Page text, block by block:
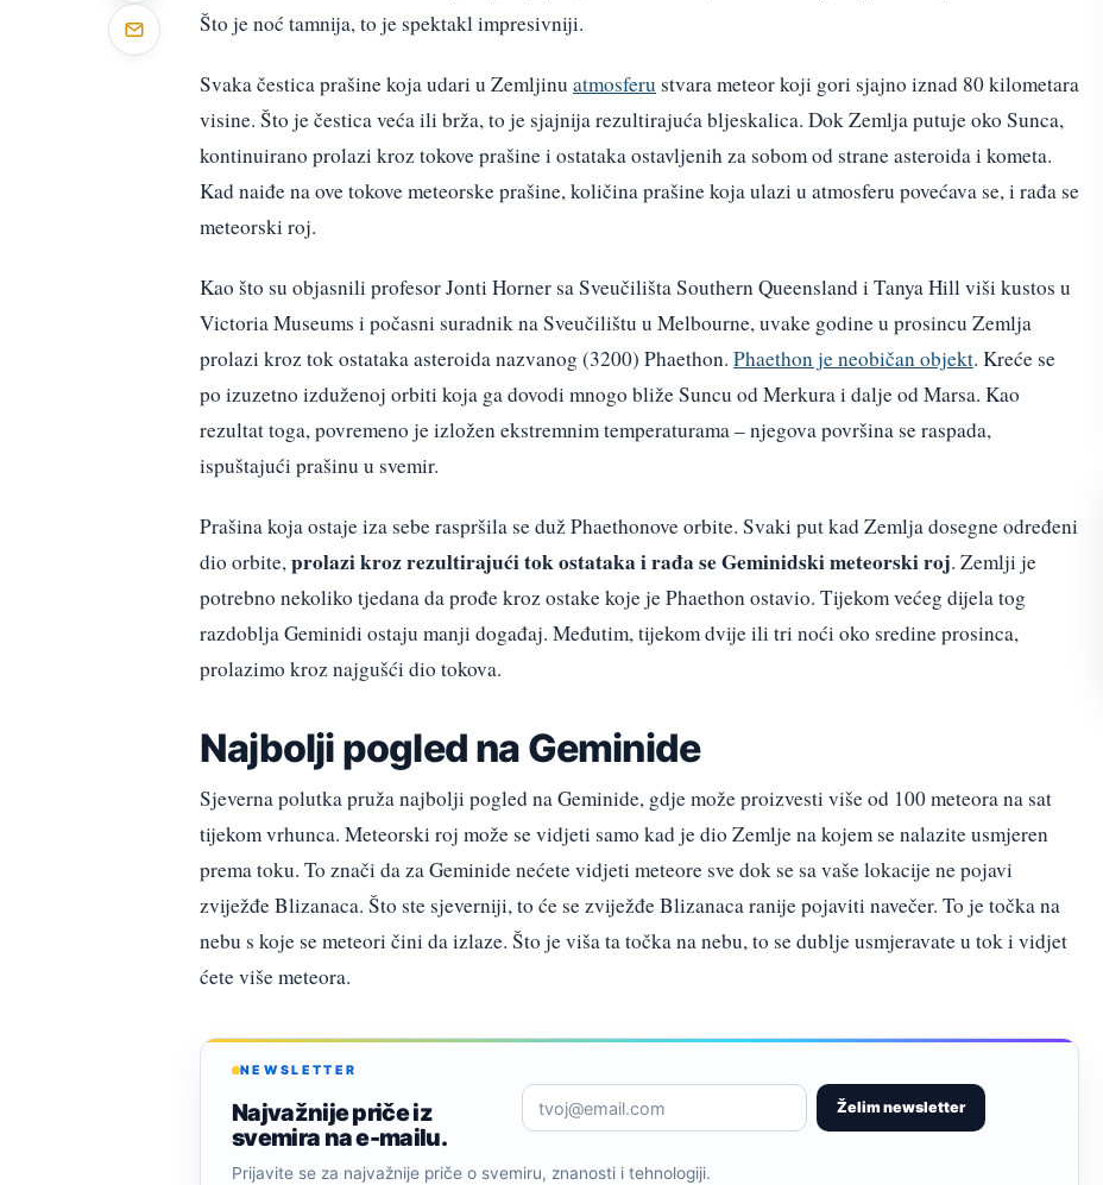
Što je noć tamnija, to je spektakl impresivniji.
Svaka čestica prašine koja udari u Zemljinu atmosferu stvara meteor koji gori sjajno iznad 80 kilometara
visine. Što je čestica veća ili brža, to je sjajnija rezultirajuća bljeskalica. Dok Zemlja putuje oko Sunca,
kontinuirano prolazi kroz tokove prašine i ostataka ostavljenih za sobom od strane asteroida i kometa.
Kad naiđe na ove tokove meteorske prašine, količina prašine koja ulazi u atmosferu povećava se, i rađa se
meteorski roj.
Kao što su objasnili profesor Jonti Horner sa Sveučilišta Southern Queensland i Tanya Hill viši kustos u
Victoria Museums i počasni suradnik na Sveučilištu u Melbourne, uvake godine u prosincu Zemlja
prolazi kroz tok ostataka asteroida nazvanog (3200) Phaethon. Phaethon je neobičan objekt. Kreće se
po izuzetno izduženoj orbiti koja ga dovodi mnogo bliže Suncu od Merkura i dalje od Marsa. Kao
rezultat toga, povremeno je izložen ekstremnim temperaturama – njegova površina se raspada,
ispuštajući prašinu u svemir.
Prašina koja ostaje iza sebe raspršila se duž Phaethonove orbite. Svaki put kad Zemlja dosegne određeni
dio orbite,prolazi kroz rezultirajući tok ostataka i rađa se Geminidski meteorski roj. Zemlji je
potrebno nekoliko tjedana da prođe kroz ostake koje je Phaethon ostavio. Tijekom većeg dijela tog
razdoblja Geminidi ostaju manji događaj. Međutim, tijekom dvije ili tri noći oko sredine prosinca,
prolazimo kroz najgušći dio tokova.
Najbolji pogled na Geminide
Sjeverna polutka pruža najbolji pogled na Geminide, gdje može proizvesti više od 100 meteora na sat
tijekom vrhunca. Meteorski roj može se vidjeti samo kad je dio Zemlje na kojem se nalazite usmjeren
prema toku. To znači da za Geminide nećete vidjeti meteore sve dok se sa vaše lokacije ne pojavi
zviježđe Blizanaca. Što ste sjeverniji, to će se zviježđe Blizanaca ranije pojaviti navečer. To je točka na
nebu s koje se meteori čini da izlaze. Što je viša ta točka na nebu, to se dublje usmjeravate u tok i vidjet
ćete više meteora.
NEWSLETTER
Najvažnije priče iz
svemira na e-mailu.
Želim newsletter
Prijavite se za najvažnije priče o svemiru, znanosti i tehnologiji.